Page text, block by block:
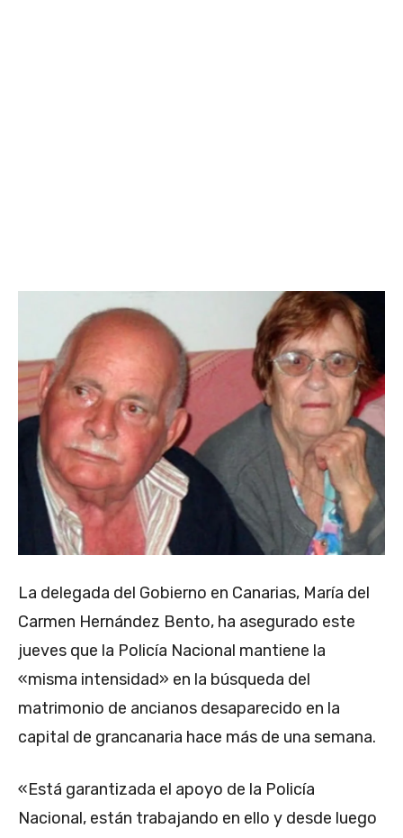
La delegada del Gobierno en Canarias, María del
Carmen Hernández Bento, ha asegurado este
jueves que la Policía Nacional mantiene la
«misma intensidad» en la búsqueda del
matrimonio de ancianos desaparecido en la
capital de grancanaria hace más de una semana.
«Está garantizada el apoyo de la Policía
Nacional, están trabajando en ello y desde luego